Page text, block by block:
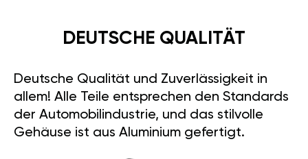
DEUTSCHE QUALITÄT
Deutsche Qualität und Zuverlässigkeit in
allem! Alle Teile entsprechen den Standards
der Automobilindustrie, und das stilvolle
Gehäuse ist aus Aluminium gefertigt.